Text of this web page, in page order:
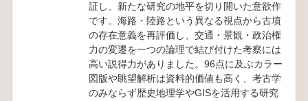
証し、新たな研究の地平を切り開いた意欲作
です。海路・陸路という異なる視点から古墳
の存在意義を再評価し、交通・景観・政治権
力の変遷を一つの論理で結び付けた考察には
高い説得力がありました。96点に及ぶカラー
図版や眺望解析は資料的価値も高く、考古学
のみならず歴史地理学やGISを活用する研究